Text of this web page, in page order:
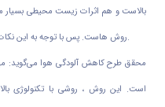
بالاست و هم اثرات زیست محیطی بسیار
روش هاست. پس با توجه به این نکات فرآیند جداسازی غشایی مورد توجه قرار می‌گیرید.
محقق طرح کاهش آلودگی هوا می‌گوید:
است. این روش ، روشی با تکنولوژی